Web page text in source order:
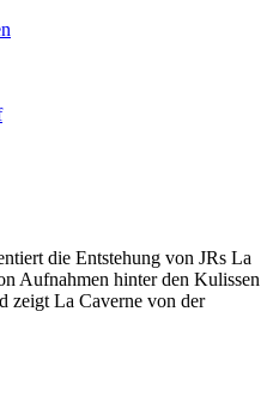
die Entstehung von JRs La
Aufnahmen hinter den Kulissen
zeigt La Caverne von der